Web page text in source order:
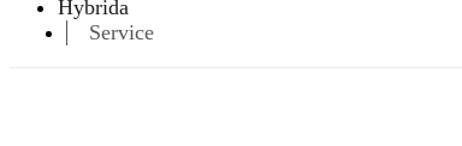
Hybrida
Service